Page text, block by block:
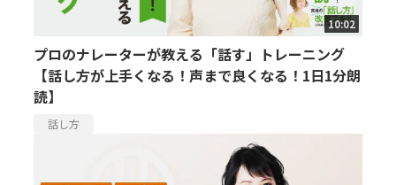
10:02
プロのナレーターが教える「話す」トレーニング
【話し方が上手くなる！声まで良くなる！1日1分朗
読】
話し方